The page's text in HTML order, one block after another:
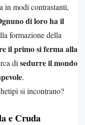
in modi contrastanti,
di loro ha il
formazione della
il primo si ferma alla
disedurre il mondo
.
si incontrano?
e Cruda